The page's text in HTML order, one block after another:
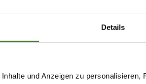
Details
und Anzeigen zu